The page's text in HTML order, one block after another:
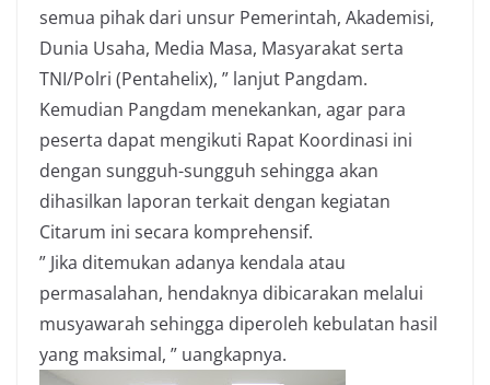
semua pihak dari unsur Pemerintah, Akademisi,
Dunia Usaha, Media Masa, Masyarakat serta
TNI/Polri (Pentahelix), ” lanjut Pangdam.
Kemudian Pangdam menekankan, agar para
peserta dapat mengikuti Rapat Koordinasi ini
dengan sungguh-sungguh sehingga akan
dihasilkan laporan terkait dengan kegiatan
Citarum ini secara komprehensif.
” Jika ditemukan adanya kendala atau
permasalahan, hendaknya dibicarakan melalui
musyawarah sehingga diperoleh kebulatan hasil
yang maksimal, ” uangkapnya.